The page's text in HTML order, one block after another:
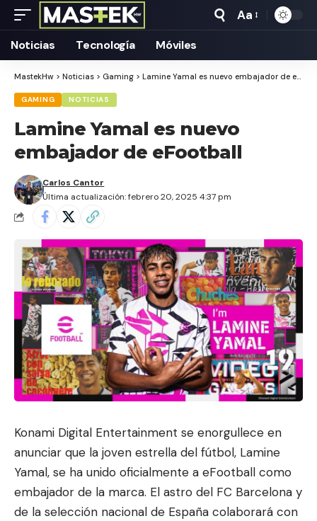
Tamaño
Aa
Noticias Tecnología Móviles
MastekHw > Noticias > Gaming > Lamine Yamal es nuevo embajador de eFootball
GAMING NOTICIAS
Lamine Yamal es nuevo
embajador de eFootball
Última actualización: febrero 20, 2025 4:37 pm
Carlos Cantor
Konami Digital Entertainment se enorgullece en
anunciar que la joven estrella del fútbol, Lamine
Yamal, se ha unido oficialmente a eFootball como
embajador de la marca. El astro del FC Barcelona y
de la selección nacional de España colaborará con